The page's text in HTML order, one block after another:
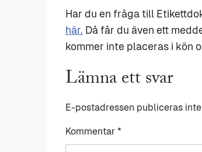
Har du en fråga till
här. Då får du även ett
kommer inte placeras i kön
Lämna ett svar
E-postadressen publiceras
Kommentar *